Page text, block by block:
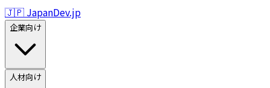
🇯🇵 JapanDev.jp
企業向け
人材向け